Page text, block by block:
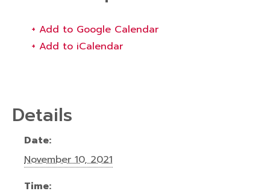
+ Add to Google Calendar
+ Add to iCalendar
Details
Date:
November 10, 2021
Time: